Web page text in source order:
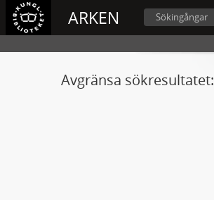
ARKEN Sökingångar
Avgränsa sökresultatet: